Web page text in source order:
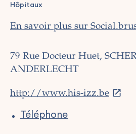
Hôpitaux
En savoir plus sur
79 Rue Docteur Huet,
ANDERLECHT
http://www.his-izz.be
Téléphone